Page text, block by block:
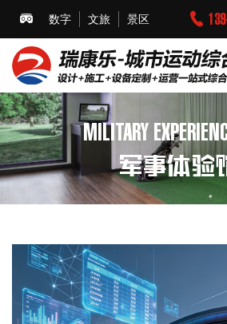
数字 文旅 景区
MILITARY
军事体验